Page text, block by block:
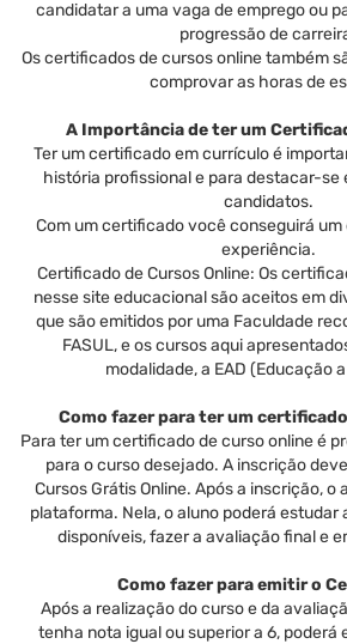
candidatar a uma vaga de emprego ou
progressão de
Os certificados de cursos online também
comprovar as horas de
A Importância de ter um
Ter um certificado em currículo é
história profissional e para destacar-se
candidatos.
Com um certificado você conseguirá um
experiência.
Certificado de Cursos Online: Os
nesse site educacional são aceitos em
que são emitidos por uma Faculdade
FASUL, e os cursos aqui
modalidade, a EAD (Educação
Como fazer para ter um
Para ter um certificado de curso online é
para o curso desejado. A inscrição
Cursos Grátis Online. Após a inscrição, o
plataforma. Nela, o aluno poderá estudar
disponíveis, fazer a avaliação final e
Como fazer para emitir o
Após a realização do curso e da
tenha nota igual ou superior a 6, poderá